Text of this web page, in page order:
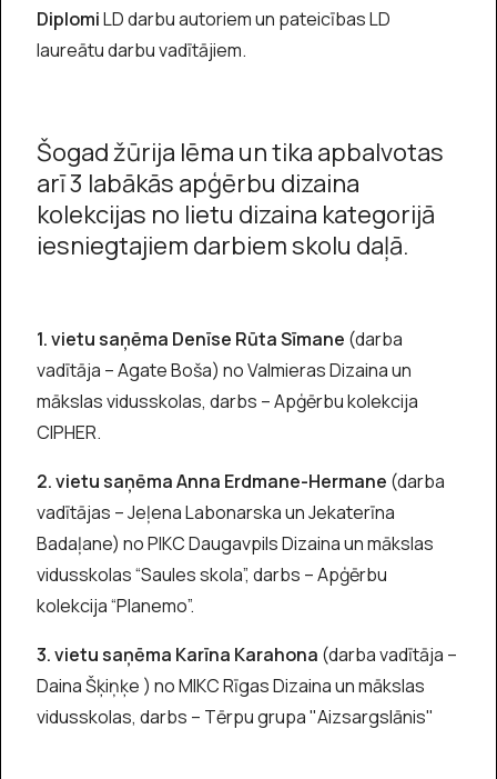
DiplomiLD darbu autoriem un pateicības LD
laureātu darbu vadītājiem.
Šogad žūrija lēma un tika apbalvotas
arī 3 labākās apģērbu dizaina
kolekcijas no lietu dizaina kategorijā
iesniegtajiem darbiem skolu daļā.
1. vietu saņēma Denīse Rūta Sīmane (darba
vadītāja – Agate Boša) no Valmieras Dizaina un
mākslas vidusskolas, darbs – Apģērbu kolekcija
CIPHER.
2. vietu saņēma Anna Erdmane-Hermane (darba
vadītājas – Jeļena Labonarska un Jekaterīna
Badaļane) no PIKC Daugavpils Dizaina un mākslas
vidusskolas “Saules skola”, darbs – Apģērbu
kolekcija “Planemo”.
3. vietu saņēma Karīna Karahona (darba vadītāja –
Daina Šķiņķe ) no MIKC Rīgas Dizaina un mākslas
vidusskolas, darbs – Tērpu grupa "Aizsargslānis"